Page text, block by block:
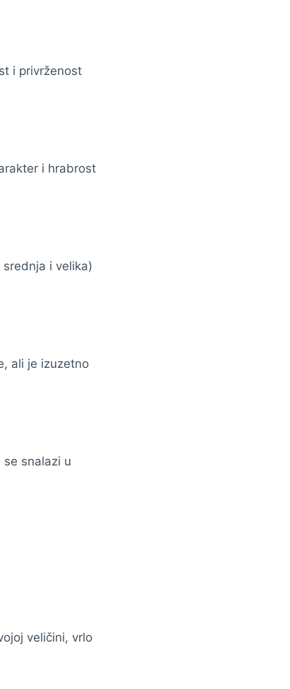
i privrženost
i hrabrost
i velika)
ali je izuzetno
snalazi u
veličini, vrlo